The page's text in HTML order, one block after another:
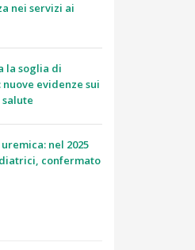
nei servizi ai
la soglia di
evidenze sui
nel 2025
confermato